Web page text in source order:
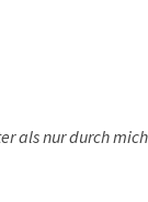
als nur durch